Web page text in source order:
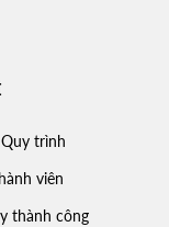
trình
viên
thành công